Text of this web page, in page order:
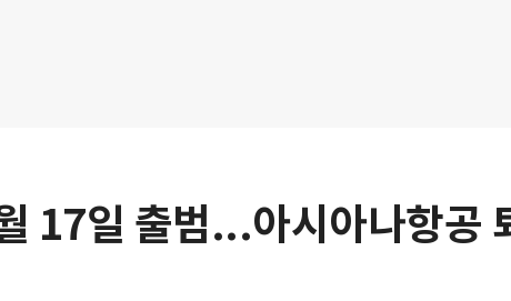
17일 출범...아시아나항공